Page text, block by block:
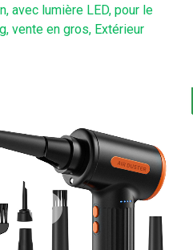
avec lumière LED, pour le
vente en gros, Extérieur